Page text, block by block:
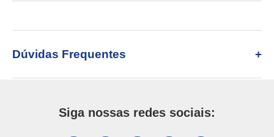
Dúvidas Frequentes
Siga nossas redes sociais: